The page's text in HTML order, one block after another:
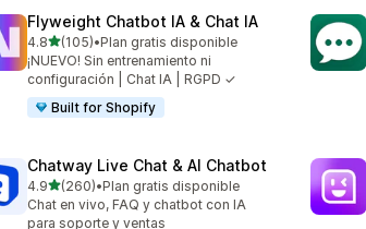
Flyweight Chatbot IA & Chat IA
4.8de 5 estrellas
(105)
105 reseñas en total
•Plan gratis disponible
¡NUEVO! Sin entrenamiento ni
configuración | Chat IA | RGPD ✓
Built for Shopify
Chatway Live Chat & AI Chatbot
4.9de 5 estrellas
(260)
260 reseñas en total
•Plan gratis disponible
Chat en vivo, FAQ y chatbot con IA
para soporte y ventas